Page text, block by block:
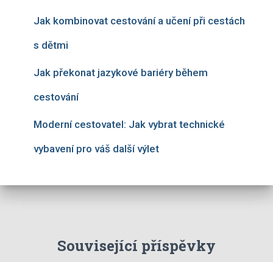
Jak kombinovat cestování a učení při cestách
s dětmi
Jak překonat jazykové bariéry během
cestování
Moderní cestovatel: Jak vybrat technické
vybavení pro váš další výlet
Související příspěvky